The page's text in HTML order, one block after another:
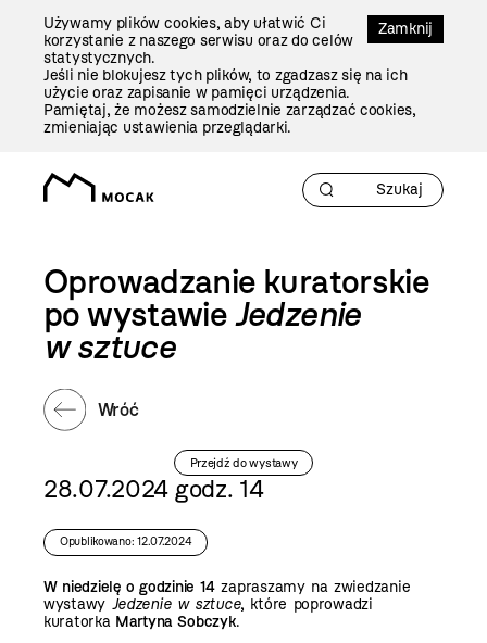
Zamknij
Używamy plików cookies, aby ułatwić Ci
korzystanie z naszego serwisu oraz do celów
statystycznych.
Jeśli nie blokujesz tych plików, to zgadzasz się na ich
użycie oraz zapisanie w pamięci urządzenia.
Pamiętaj, że możesz samodzielnie zarządzać cookies,
zmieniając ustawienia przeglądarki.
Oprowadzanie kuratorskie
po wystawieJedzenie
w sztuce
Wróć
Przejdź do wystawy
28.07.2024 godz. 14
Opublikowano: 12.07.2024
W niedzielę o godzinie 14 zapraszamy na zwiedzanie
wystawy Jedzenie w sztuce, które poprowadzi
kuratorka Martyna Sobczyk.